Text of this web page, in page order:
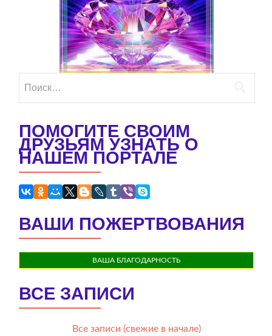
ПОМОГИТЕ СВОИМ
ДРУЗЬЯМ УЗНАТЬ О
НАШЕМ ПОРТАЛЕ
ВАШИ ПОЖЕРТВОВАНИЯ
ВАША БЛАГОДАРНОСТЬ
ВСЕ ЗАПИСИ
Все записи (свежие в начале)